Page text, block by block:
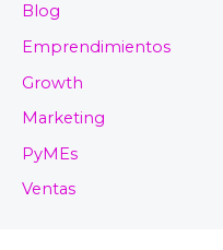
Blog
Emprendimientos
Growth
Marketing
PyMEs
Ventas